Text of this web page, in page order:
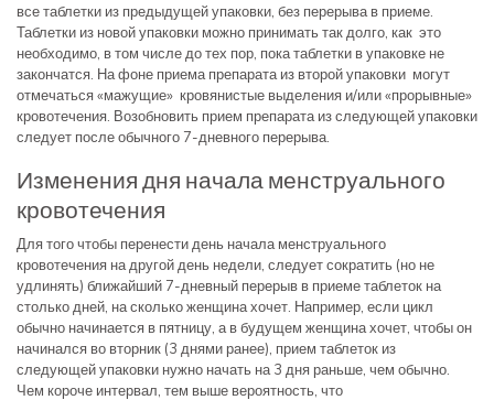
все таблетки из предыдущей упаковки, без перерыва в приеме.
Таблетки из новой упаковки можно принимать так долго, как это
необходимо, в том числе до тех пор, пока таблетки в упаковке не
закончатся. На фоне приема препарата из второй упаковки могут
отмечаться «мажущие» кровянистые выделения и/или «прорывные»
кровотечения. Возобновить прием препарата из следующей упаковки
следует после обычного 7-дневного перерыва.
Изменения дня начала менструального
кровотечения
Для того чтобы перенести день начала менструального
кровотечения на другой день недели, следует сократить (но не
удлинять) ближайший 7-дневный перерыв в приеме таблеток на
столько дней, на сколько женщина хочет. Например, если цикл
обычно начинается в пятницу, а в будущем женщина хочет, чтобы он
начинался во вторник (3 днями ранее), прием таблеток из
следующей упаковки нужно начать на 3 дня раньше, чем обычно.
Чем короче интервал, тем выше вероятность, что